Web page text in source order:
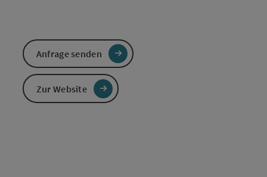
Anfrage senden
Zur Website